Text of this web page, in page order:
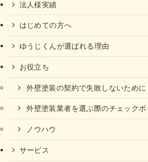
法人様実績
はじめての方へ
ゆうじくんが選ばれる理由
お役立ち
外壁塗装の契約で失敗しないために
外壁塗装業者を選ぶ際のチェックポ
ノウハウ
サービス